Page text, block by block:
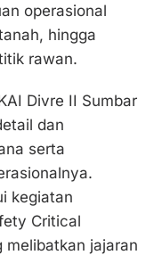
operasional
hingga
rawan.
Divre II Sumbar
dan
serta
kegiatan
Critical
melibatkan jajaran